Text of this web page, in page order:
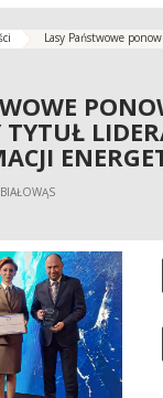
Lasy Państwowe